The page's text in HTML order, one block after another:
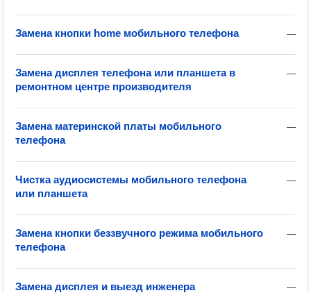
—
Замена кнопки home мобильного телефона
—
Замена дисплея телефона или планшета в
ремонтном центре производителя
—
Замена материнской платы мобильного
телефона
—
Чистка аудиосистемы мобильного телефона
или планшета
—
Замена кнопки беззвучного режима мобильного
телефона
—
Замена дисплея и выезд инженера